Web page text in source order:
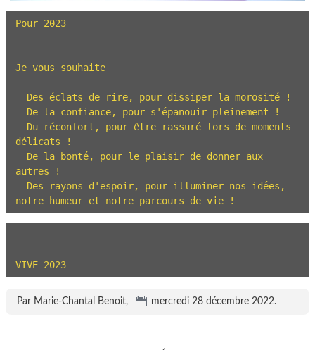
Pour 2023
Je vous souhaite
délicats !
autres !
notre humeur et notre parcours de vie !
VIVE 2023
Par Marie-Chantal Benoit, mercredi 28 décembre 2022.